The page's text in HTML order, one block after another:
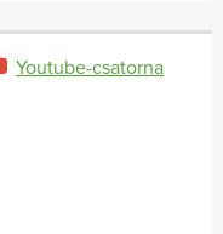
Youtube-csatorna